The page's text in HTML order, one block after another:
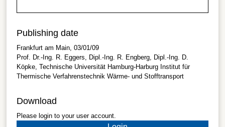
Publishing date
Frankfurt am Main, 03/01/09
Prof. Dr.-Ing. R. Eggers, Dipl.-Ing. R. Engberg, Dipl.-Ing. D.
Köpke, Technische Universität Hamburg-Harburg Institut für
Thermische Verfahrenstechnik Wärme- und Stofftransport
Download
Please login to your user account.